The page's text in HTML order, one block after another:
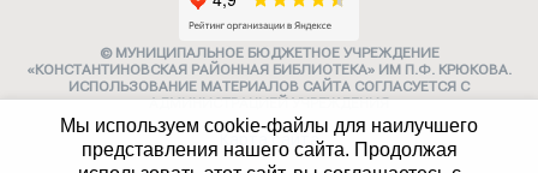
Мы используем cookie-файлы для наилучшего
представления нашего сайта. Продолжая
© МУНИЦИПАЛЬНОЕ БЮДЖЕТНОЕ УЧРЕЖДЕНИЕ
«КОНСТАНТИНОВСКАЯ РАЙОННАЯ БИБЛИОТЕКА» ИМ П.Ф. КРЮКОВА.
ИСПОЛЬЗОВАНИЕ МАТЕРИАЛОВ САЙТА СОГЛАСУЕТСЯ С
АДМИНИСТРАЦИЕЙ УЧРЕЖДЕНИЯ
Карта сайта